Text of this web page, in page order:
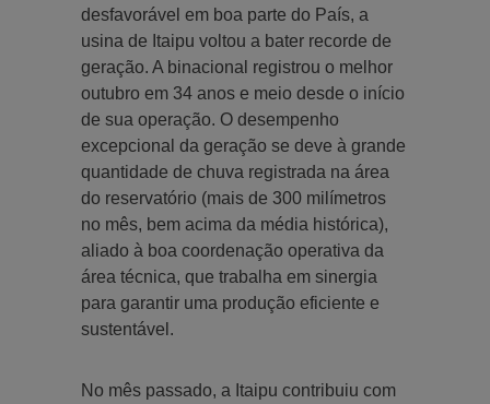
desfavorável em boa parte do País, a
usina de Itaipu voltou a bater recorde de
geração. A binacional registrou o melhor
outubro em 34 anos e meio desde o início
de sua operação. O desempenho
excepcional da geração se deve à grande
quantidade de chuva registrada na área
do reservatório (mais de 300 milímetros
no mês, bem acima da média histórica),
aliado à boa coordenação operativa da
área técnica, que trabalha em sinergia
para garantir uma produção eficiente e
sustentável.
No mês passado, a Itaipu contribuiu com